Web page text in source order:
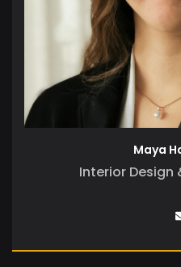
Maya
Interior Design